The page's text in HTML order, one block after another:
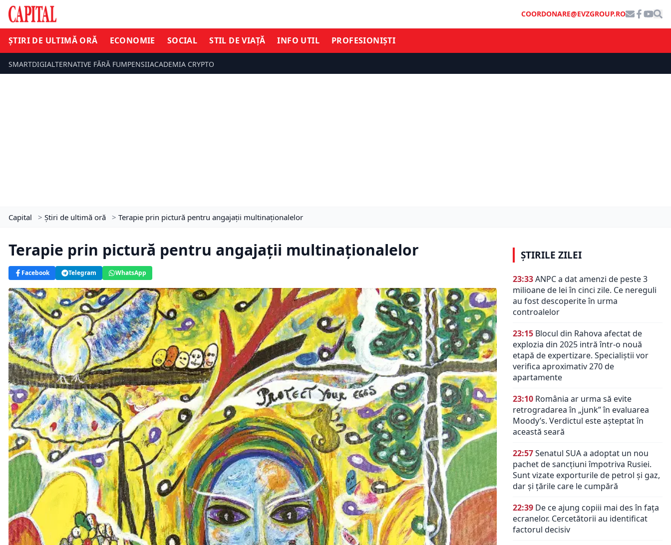
COORDONARE@EVZGROUP.RO
ȘTIRI DE ULTIMĂ ORĂ ECONOMIE SOCIAL STIL DE VIAȚĂ INFO UTIL PROFESIONIȘTI
SMARTDIGIALTERNATIVE FĂRĂ FUMPENSIIACADEMIA CRYPTO
Capital > Știri de ultimă oră > Terapie prin pictură pentru angajații multinaționalelor
Terapie prin pictură pentru angajații multinaționalelor
Facebook Telegram WhatsApp
ȘTIRILE ZILEI
23:33ANPC a dat amenzi de peste 3
milioane de lei în cinci zile. Ce nereguli
au fost descoperite în urma
controalelor
23:15 Blocul din Rahova afectat de
explozia din 2025 intră într-o nouă
etapă de expertizare. Specialiștii vor
verifica aproximativ 270 de
apartamente
23:10 România ar urma să evite
retrogradarea în „junk” în evaluarea
Moody’s. Verdictul este așteptat în
această seară
22:57Senatul SUA a adoptat un nou
pachet de sancțiuni împotriva Rusiei.
Sunt vizate exporturile de petrol și gaz,
dar și țările care le cumpără
22:39 De ce ajung copiii mai des în fața
ecranelor. Cercetătorii au identificat
factorul decisiv